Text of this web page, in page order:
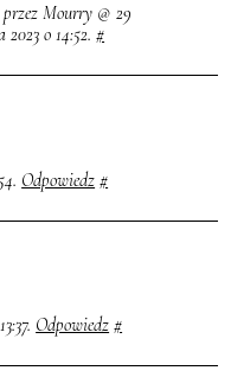
Mourry @ 29
2023 o 14:52.#
Odpowiedz #
Odpowiedz #